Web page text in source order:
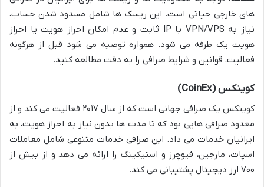
های خارجی حیاتی است. این ریسک ها شامل مسدود شدن حساب،
نیاز به VPN/VPS با IP ثابت و عدم امکان احراز هویت یا احراز
هویت یک طرفه می شود. همواره توصیه می شود قبل از هرگونه
فعالیت، قوانین و شرایط صرافی را به دقت مطالعه کنید.
کوینکس (CoinEx)
کوینکس یک صرافی جهانی است که از سال ۲۰۱۷ فعالیت می کند و از
معدود صرافی هایی بود که تا مدت ها بدون نیاز به احراز هویت، به
ایرانیان خدمات می داد. این صرافی خدمات متنوعی شامل معاملات
اسپات، مارجین، فیوچرز و استیکینگ را ارائه می دهد و از بیش از
۷۰۰ ارز دیجیتال پشتیبانی می کند.